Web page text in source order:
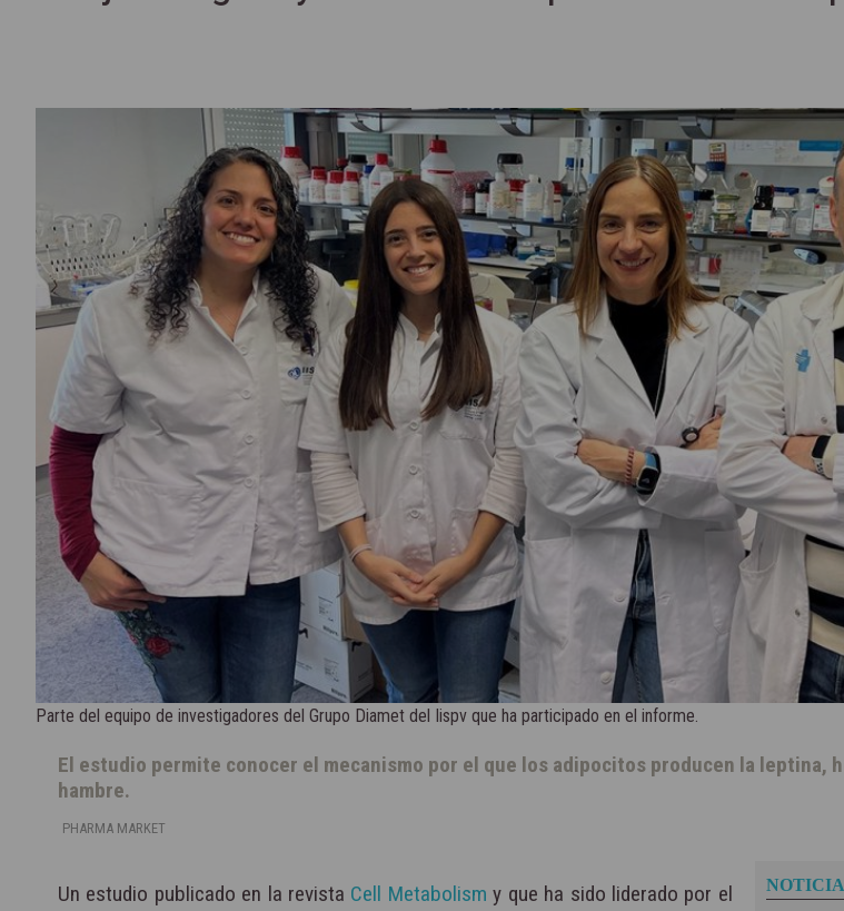
Parte del equipo de investigadores del Grupo Diamet del Iispv que ha participado en el informe.
El estudio permite conocer el mecanismo por el que los adipocitos producen la leptina,
hambre.
PHARMA MARKET
Un estudio publicado en la revista Cell Metabolism y que ha sido liderado por el